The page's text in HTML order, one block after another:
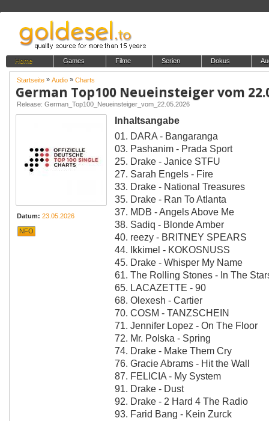
Home Games Filme Serien Dokus
Startseite » Audio » Charts
German Top100 Neueinsteiger vom
Release: German_Top100_Neueinsteiger_vom_22.05.2026
Datum: 23.05.2026
NFO
Inhaltsangabe
01. DARA - Bangaranga
03. Pashanim - Prada Sport
25. Drake - Janice STFU
27. Sarah Engels - Fire
33. Drake - National Treasures
35. Drake - Ran To Atlanta
37. MDB - Angels Above Me
38. Sadiq - Blonde Amber
40. reezy - BRITNEY SPEARS
44. Ikkimel - KOKOSNUSS
45. Drake - Whisper My Name
61. The Rolling Stones - In The
65. LACAZETTE - 90
68. Olexesh - Cartier
70. COSM - TANZSCHEIN
71. Jennifer Lopez - On The Floor
72. Mr. Polska - Spring
74. Drake - Make Them Cry
76. Gracie Abrams - Hit the Wall
87. FELICIA - My System
91. Drake - Dust
92. Drake - 2 Hard 4 The Radio
93. Farid Bang - Kein Zurck